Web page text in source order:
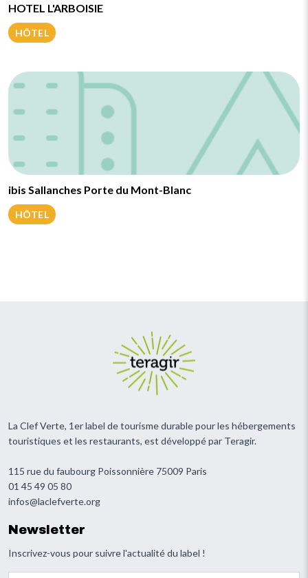
HOTEL L'ARBOISIE
HÔTEL
ibis Sallanches Porte du Mont-Blanc
HÔTEL
La Clef Verte, 1er label de tourisme durable pour les hébergements
touristiques et les restaurants, est développé par Teragir.
115 rue du faubourg Poissonnière 75009 Paris
01 45 49 05 80
infos@laclefverte.org
Newsletter
Inscrivez-vous pour suivre l'actualité du label !